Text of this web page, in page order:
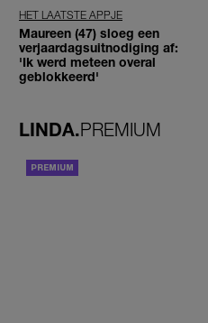
HET LAATSTE APPJE
Maureen (47) sloeg een
verjaardagsuitnodiging af:
'Ik werd meteen overal
geblokkeerd'
LINDA.PREMIUM